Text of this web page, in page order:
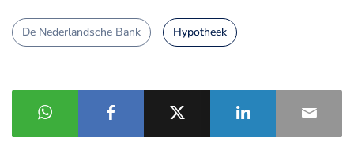
De Nederlandsche Bank Hypotheek